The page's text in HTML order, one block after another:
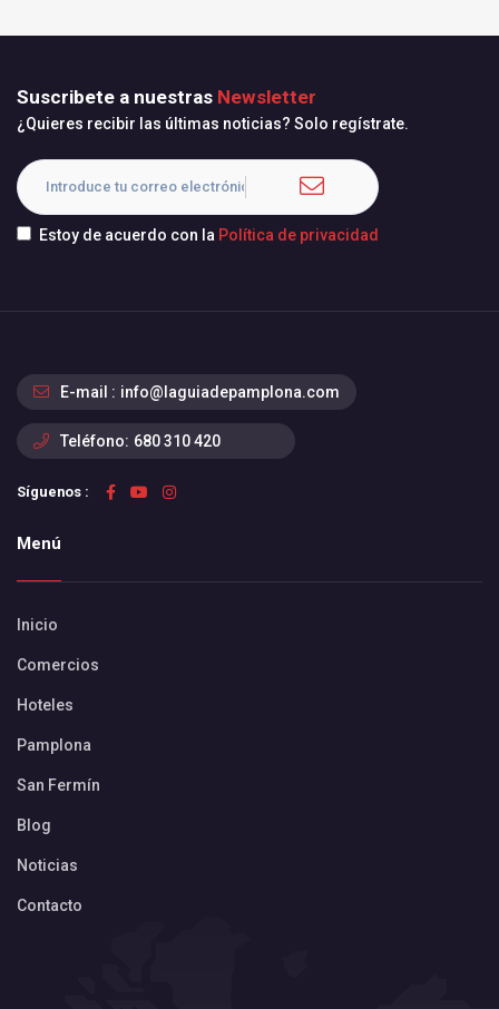
Suscribete a nuestras Newsletter
¿Quieres recibir las últimas noticias? Solo regístrate.
Estoy de acuerdo con la Política de privacidad
E-mail : info@laguiadepamplona.com
Teléfono: 680 310 420
Síguenos :
Menú
Inicio
Comercios
Hoteles
Pamplona
San Fermín
Blog
Noticias
Contacto